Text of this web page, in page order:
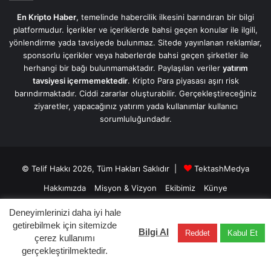
En Kripto Haber, temelinde habercilik ilkesini barındıran bir bilgi
platformudur. İçerikler ve içeriklerde bahsi geçen konular ile ilgili,
yönlendirme yada tavsiyede bulunmaz. Sitede yayınlanan reklamlar,
sponsorlu içerikler veya haberlerde bahsi geçen şirketler ile
herhangi bir bağı bulunmamaktadır. Paylaşılan veriler yatırım
tavsiyesi içermemektedir. Kripto Para piyasası aşırı risk
barındırmaktadır. Ciddi zararlar oluşturabilir. Gerçekleştireceğiniz
ziyaretler, yapacağınız yatırım yada kullanımlar kullanıcı
sorumluluğundadır.
© Telif Hakkı 2026, Tüm Hakları Saklıdır |
TektashMedya
Hakkımızda
Misyon & Vizyon Ekibimiz
Künye
Üyelik Sözleşmesi
Gizlilik Sözleşmesi
Facebook LinkedInYouTubeInstagramTelegram
Deneyimlerinizi daha iyi hale
getirebilmek için sitemizde
çerez kullanımı
gerçekleştirilmektedir.
Bilgi Al Reddet Kabul Et